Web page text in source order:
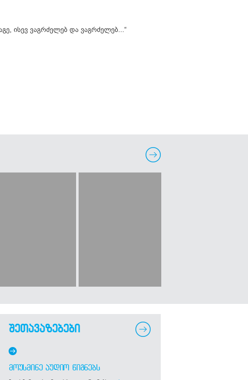
ისევ ვაგრძელებ და ვაგრძელებ...“
შეთავაზებები
ᲛᲝᲣᲡᲛᲘᲜᲔ ᲐᲣᲓᲘᲝ ᲬᲘᲒᲜᲔᲑᲡ